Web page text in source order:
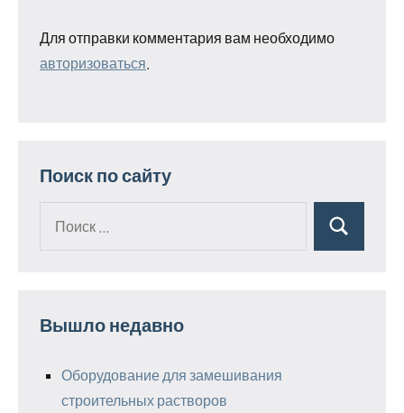
Для отправки комментария вам необходимо
авторизоваться
Поиск по сайту
Поиск
Вышло недавно
Оборудование для замешивания
строительных растворов